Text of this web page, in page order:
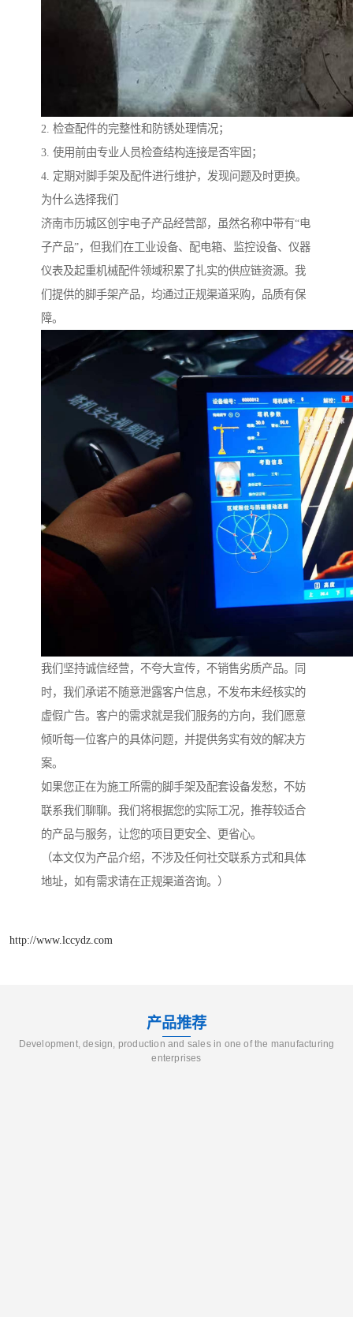
2. 检查配件的完整性和防锈处理情况；
3. 使用前由专业人员检查结构连接是否牢固；
4. 定期对脚手架及配件进行维护，发现问题及时更换。
为什么选择我们
济南市历城区创宇电子产品经营部，虽然名称中带有“电
子产品”，但我们在工业设备、配电箱、监控设备、仪器
仪表及起重机械配件领域积累了扎实的供应链资源。我
们提供的脚手架产品，均通过正规渠道采购，品质有保
障。
我们坚持诚信经营，不夸大宣传，不销售劣质产品。同
时，我们承诺不随意泄露客户信息，不发布未经核实的
虚假广告。客户的需求就是我们服务的方向，我们愿意
倾听每一位客户的具体问题，并提供务实有效的解决方
案。
如果您正在为施工所需的脚手架及配套设备发愁，不妨
联系我们聊聊。我们将根据您的实际工况，推荐较适合
的产品与服务，让您的项目更安全、更省心。
（本文仅为产品介绍，不涉及任何社交联系方式和具体
地址，如有需求请在正规渠道咨询。）
http://www.lccydz.com
产品推荐
Development, design, production and sales in one of the manufacturing
enterprises